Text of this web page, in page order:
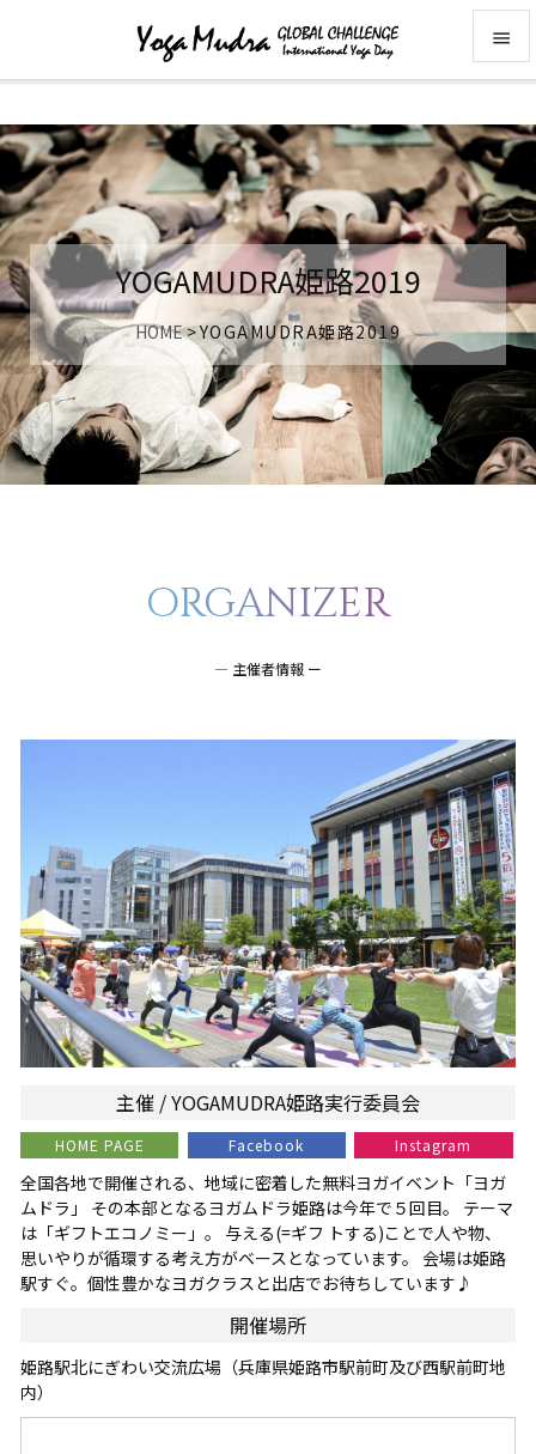



前へ

次へ

検索
YOGAMUDRA姫路2019
HOME>YOGAMUDRA姫路2019
ORGANIZER
― 主催者情報 ー
主催 / YOGAMUDRA姫路実行委員会
HOME PAGE Facebook Instagram
全国各地で開催される、地域に密着した無料ヨガイベント「ヨガ
ムドラ」 その本部となるヨガムドラ姫路は今年で５回目。 テーマ
は「ギフトエコノミー」。 与える(=ギフ トする)ことで人や物、
思いやりが循環する考え方がベースとなっています。 会場は姫路
駅すぐ。個性豊かなヨガクラスと出店でお待ちしています♪
開催場所
姫路駅北にぎわい交流広場（兵庫県姫路市駅前町及び西駅前町地
内）